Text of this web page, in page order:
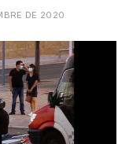
DE 2020